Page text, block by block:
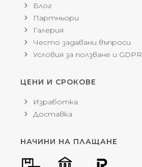
Блог
Партньори
Галерия
Често задавани въпроси
Условия за ползване и GDPR
ЦЕНИ И СРОКОВЕ
Изработка
Доставка
НАЧИНИ НА ПЛАЩАНЕ